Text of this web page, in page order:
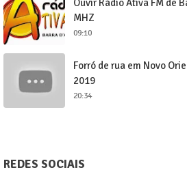
Ouvir Rádio Ativa FM de
MHZ
09:10
Forró de rua em Novo
2019
20:34
REDES SOCIAIS